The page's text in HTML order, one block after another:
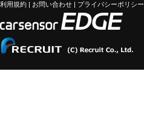
利用規約 | お問い合わせ | プライバシーポリシー